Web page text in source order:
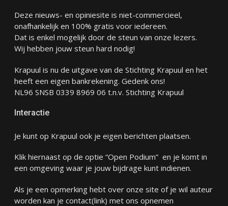
Deze nieuws- en opiniesite is niet-commercieel,
onafhankelijk en 100% gratis voor iedereen.
Dat is enkel mogelijk door de steun van onze lezers.
Wij hebben jouw steun hard nodig!
Krapuul is nu de uitgave van de Stichting Krapuul en het
heeft een eigen bankrekening. Gedenk ons!
NL96 SNSB 0339 8969 06 t.n.v. Stichting Krapuul
Interactie
Je kunt op Krapuul ook je eigen berichten plaatsen.
Klik hiernaast op de optie “Open Podium” en je komt in
een omgeving waar je jouw bijdrage kunt indienen.
Als je een opmerking hebt over onze site of je wil auteur
worden kan je contact(link) met ons opnemen